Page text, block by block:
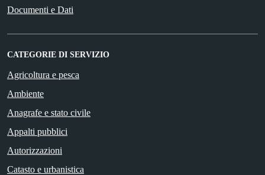
Documenti e Dati
CATEGORIE DI SERVIZIO
Agricoltura e pesca
Ambiente
Anagrafe e stato civile
Appalti pubblici
Autorizzazioni
Catasto e urbanistica